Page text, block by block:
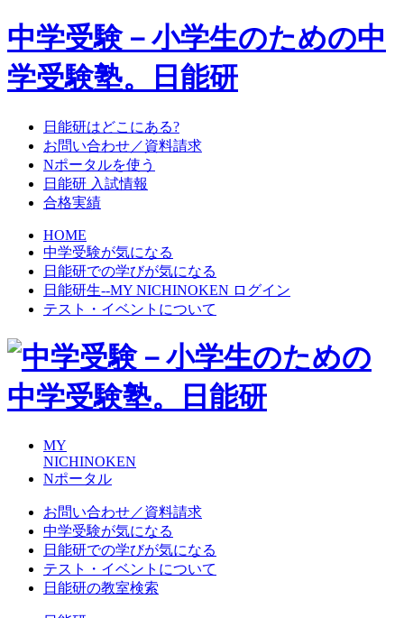
中学受験－小学生のための中
学受験塾。日能研
日能研はどこにある?
お問い合わせ／資料請求
Nポータルを使う
日能研 入試情報
合格実績
HOME
中学受験が気になる
日能研での学びが気になる
日能研生--MY NICHINOKEN ログイン
テスト・イベントについて
MY
NICHINOKEN
Nポータル
お問い合わせ／資料請求
中学受験が気になる
日能研での学びが気になる
テスト・イベントについて
日能研の教室検索